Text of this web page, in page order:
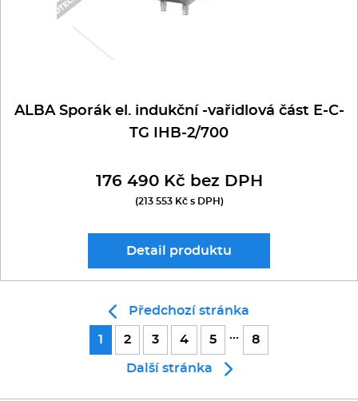
ALBA Sporák el. indukční -vařidlová část E-C-
TG IHB-2/700
176 490 Kč bez DPH
(213 553 Kč s DPH)
Detail produktu
Předchozí stránka
1 2 3 4 5 ... 8
Další stránka